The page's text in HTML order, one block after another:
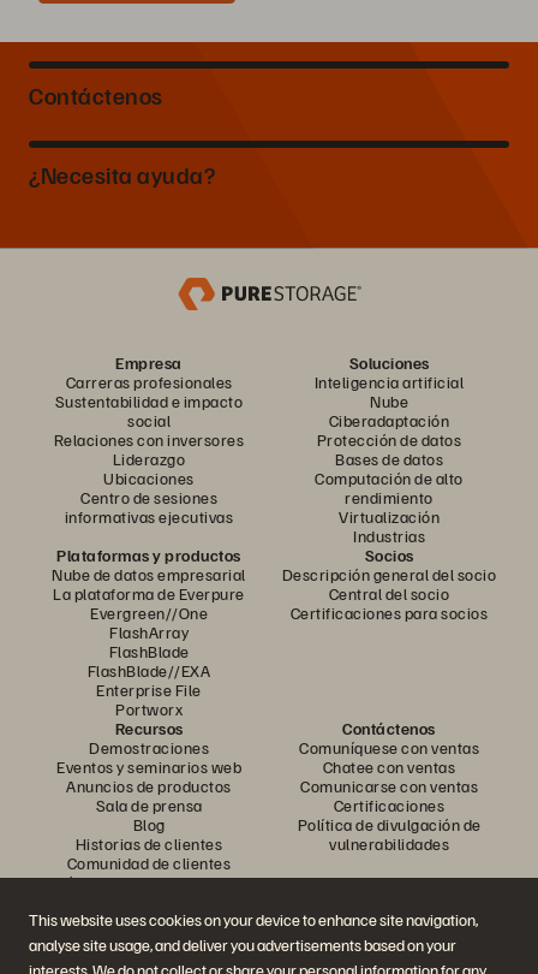
This website uses cookies on your device to enhance site navigation,
analyse site usage, and deliver you advertisements based on your
Contáctenos
¿Necesita ayuda?
Empresa
Carreras profesionales
Sustentabilidad e impacto
social
Relaciones con inversores
Liderazgo
Ubicaciones
Centro de sesiones
informativas ejecutivas
Soluciones
Inteligencia artificial
Nube
Ciberadaptación
Protección de datos
Bases de datos
Computación de alto
rendimiento
Virtualización
Industrias
Plataformas y productos
Nube de datos empresarial
La plataforma de Everpure
Evergreen//One
FlashArray
FlashBlade
FlashBlade//EXA
Enterprise File
Portworx
Socios
Descripción general del socio
Central del socio
Certificaciones para socios
Recursos
Demostraciones
Eventos y seminarios web
Anuncios de productos
Sala de prensa
Blog
Historias de clientes
Comunidad de clientes
Artículo sobre conocimiento
Contáctenos
Comuníquese con ventas
Chatee con ventas
Comunicarse con ventas
Certificaciones
Política de divulgación de
vulnerabilidades
Únase a la conversación